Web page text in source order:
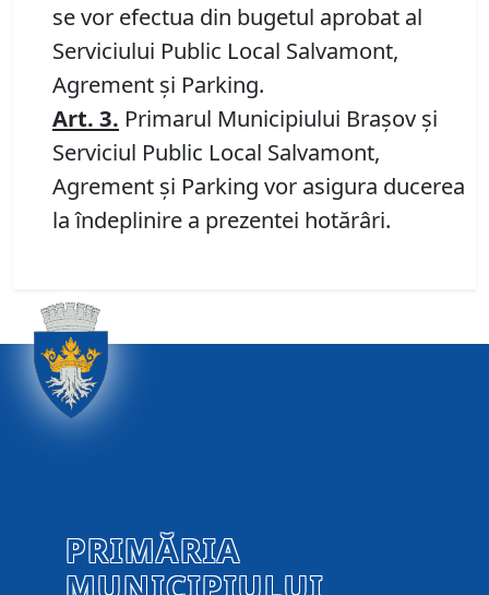
se vor efectua din bugetul aprobat al
Serviciului Public Local Salvamont,
Agrement și Parking.
Art. 3. Primarul Municipiului Braşov și
Serviciul Public Local Salvamont,
Agrement și Parking vor asigura ducerea
la îndeplinire a prezentei hotărâri.
PRIMĂRIA